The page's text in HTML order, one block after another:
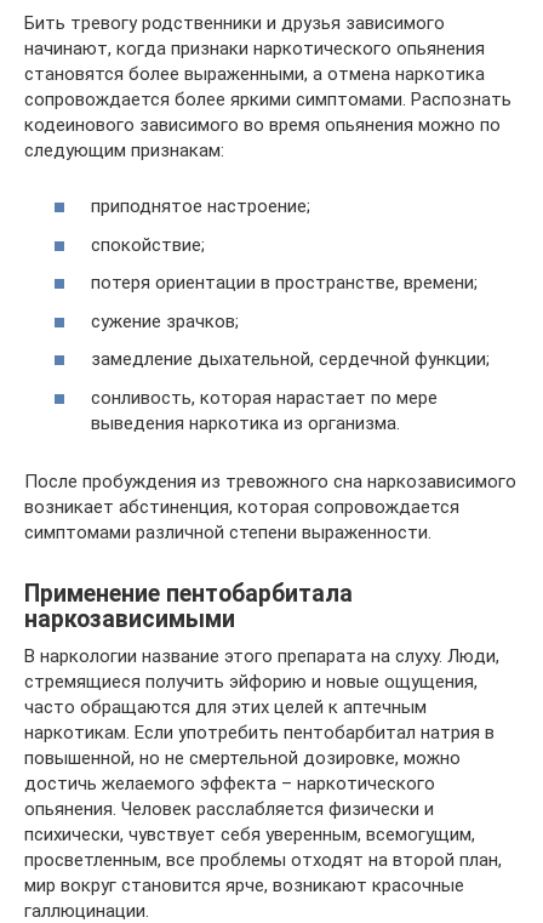
Бить тревогу родственники и друзья зависимого
начинают, когда признаки наркотического опьянения
становятся более выраженными, а отмена наркотика
сопровождается более яркими симптомами. Распознать
кодеинового зависимого во время опьянения можно по
следующим признакам:
приподнятое настроение;
спокойствие;
потеря ориентации в пространстве, времени;
сужение зрачков;
замедление дыхательной, сердечной функции;
сонливость, которая нарастает по мере
выведения наркотика из организма.
После пробуждения из тревожного сна наркозависимого
возникает абстиненция, которая сопровождается
симптомами различной степени выраженности.
Применение пентобарбитала
наркозависимыми
В наркологии название этого препарата на слуху. Люди,
стремящиеся получить эйфорию и новые ощущения,
часто обращаются для этих целей к аптечным
наркотикам. Если употребить пентобарбитал натрия в
повышенной, но не смертельной дозировке, можно
достичь желаемого эффекта – наркотического
опьянения. Человек расслабляется физически и
психически, чувствует себя уверенным, всемогущим,
просветленным, все проблемы отходят на второй план,
мир вокруг становится ярче, возникают красочные
галлюцинации.